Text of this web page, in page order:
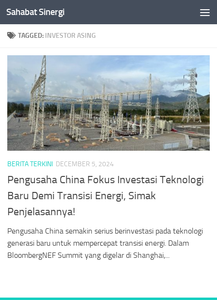
Skip to content
Sahabat Sinergi
TAGGED: INVESTOR ASING
BERITA TERKINI DECEMBER 5, 2024
Pengusaha China Fokus Investasi Teknologi
Baru Demi Transisi Energi, Simak
Penjelasannya!
Pengusaha China semakin serius berinvestasi pada teknologi
generasi baru untuk mempercepat transisi energi. Dalam
BloombergNEF Summit yang digelar di Shanghai,...